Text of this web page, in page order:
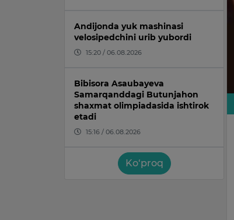
Andijonda yuk mashinasi
velosipedchini urib yubordi
15:20 / 06.08.2026
Bibisora Asaubayeva
Samarqanddagi Butunjahon
shaxmat olimpiadasida ishtirok
etadi
15:16 / 06.08.2026
Ko‘proq